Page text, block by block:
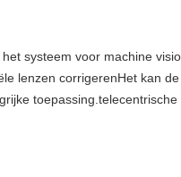
systeem voor machine
lenzen corrigerenHet kan